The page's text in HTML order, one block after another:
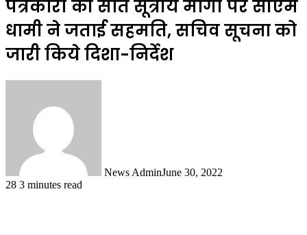
पत्रकारों की सात सूत्रीय मांगों पर सीएम
धामी ने जताई सहमति, सचिव सूचना को
जारी किये दिशा-निर्देश
News AdminJune 30, 2022
28 3 minutes read